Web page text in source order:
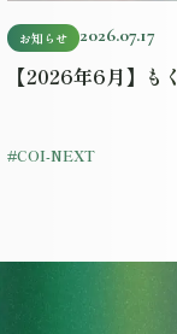
お知らせ 2026.07.17
【2026年6月】も
#COI-NEXT